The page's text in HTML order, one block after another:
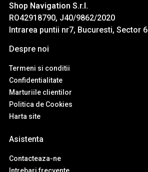
Shop Navigation S.r.l.
RO42918790, J40/9862/2020
Intrarea puntii nr7, Bucuresti, Sector 6
Despre noi
Termeni si conditii
Confidentialitate
Marturiile clientilor
Politica de Cookies
Harta site
Asistenta
Contacteaza-ne
Intrebari frecvente